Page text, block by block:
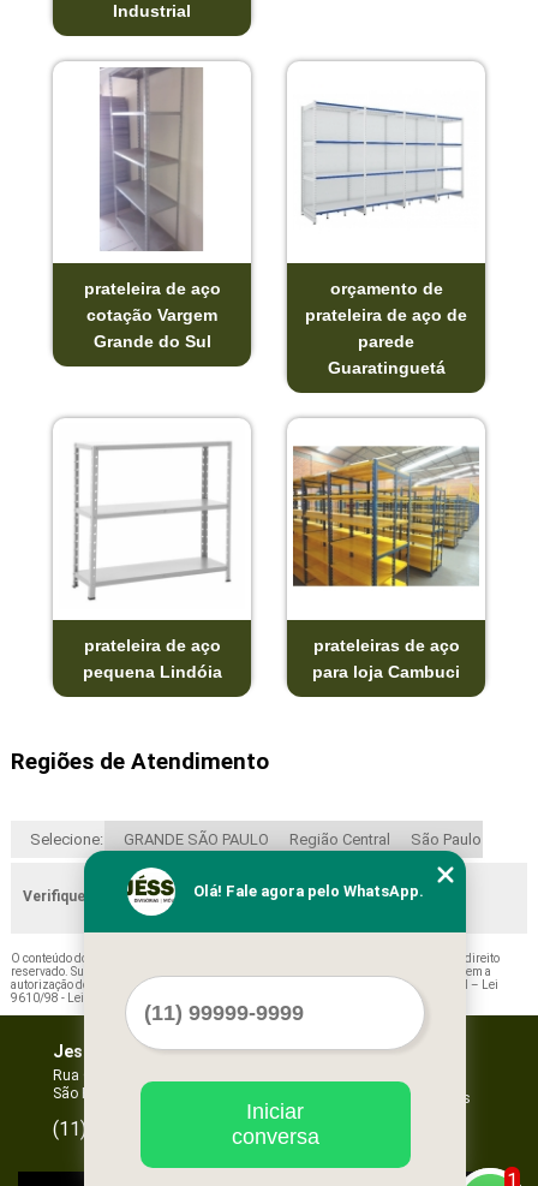
Industrial
prateleira de aço
cotação Vargem
Grande do Sul
orçamento de
prateleira de aço de
parede
Guaratinguetá
prateleira de aço
pequena Lindóia
prateleiras de aço
para loja Cambuci
Regiões de Atendimento
Selecione: GRANDE SÃO PAULO Região Central São Paulo
Verifique as regiões que atendemos
O conteúdo do texto "
" é de direito
reservado. Sua reprodução, parcial ou total, mesmo citando nossos links, é proibida sem a
autorização do autor. Crime de violação de direito autoral – artigo 184 do Código Penal –
Lei
9610/98 - Lei de direitos autorais
Jessica Forros e Divisórias
Rua Oscar Horta, 269 - Mooca
São Paulo - SP - CEP: 03105-110
(11)
Serviços
1
Olá! Fale agora pelo WhatsApp.
Iniciar
conversa